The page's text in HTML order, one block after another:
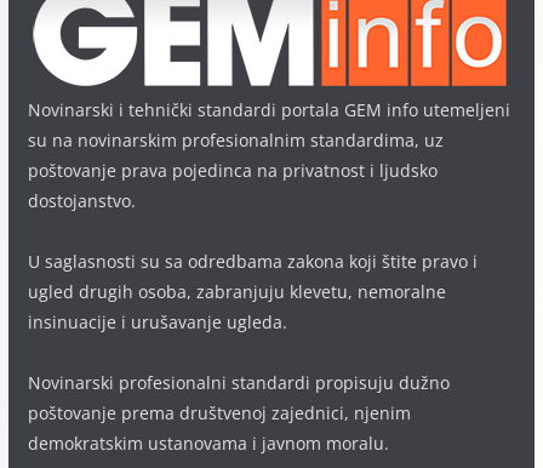
Novinarski i tehnički standardi portala GEM info utemeljeni
su na novinarskim profesionalnim standardima, uz
poštovanje prava pojedinca na privatnost i ljudsko
dostojanstvo.
U saglasnosti su sa odredbama zakona koji štite pravo i
ugled drugih osoba, zabranjuju klevetu, nemoralne
insinuacije i urušavanje ugleda.
Novinarski profesionalni standardi propisuju dužno
poštovanje prema društvenoj zajednici, njenim
demokratskim ustanovama i javnom moralu.